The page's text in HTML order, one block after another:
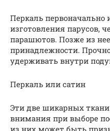
Перкаль первоначально
изготовления парусов,
парашютов. Позже из
принадлежности.
удерживать внутри
Перкаль или сатин
Эти две шикарных
внимания при выборе
из них может быть